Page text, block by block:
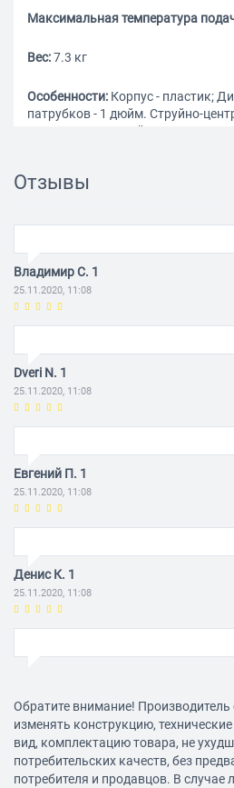
Максимальная температура
Вес:7.3 кг
Особенности: Корпус - пластик;
патрубков - 1 дюйм. Струйно-
самовсасывающий насос
с сетчатым фильтром и обратным
Отзывы
Владимир С. 1
25.11.2020, 11:08
Dveri N. 1
25.11.2020, 11:08
Евгений П. 1
25.11.2020, 11:08
Денис К. 1
25.11.2020, 11:08
location9@gbu-presnya.ru 1
Обратите внимание! Производитель
изменять конструкцию,
вид, комплектацию товара, не
потребительских качеств, без
потребителя и продавцов. В